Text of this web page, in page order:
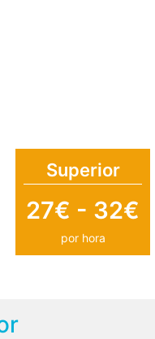
Superior
27€ - 32€
por hora